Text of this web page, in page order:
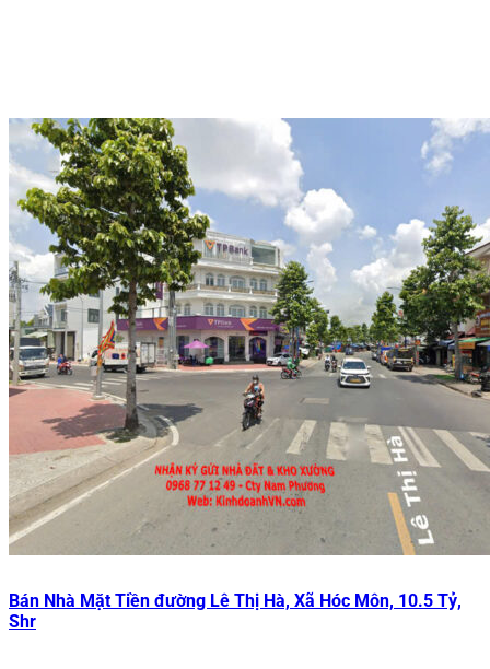
Bán Nhà Mặt Tiền đường Lê Thị Hà, Xã Hóc Môn, 10.5 Tỷ,
Shr